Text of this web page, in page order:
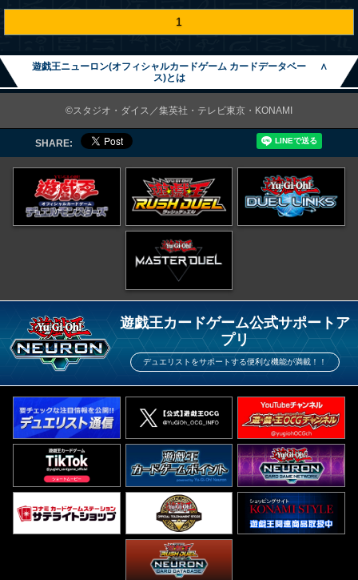
1
遊戯王ニューロン(オフィシャルカードゲーム カードデータベー
ス)とは
∧
©スタジオ・ダイス／集英社・テレビ東京・KONAMI
SHARE:
遊戯王カードゲーム公式サポートア
プリ
デュエリストをサポートする便利な機能が満載！！